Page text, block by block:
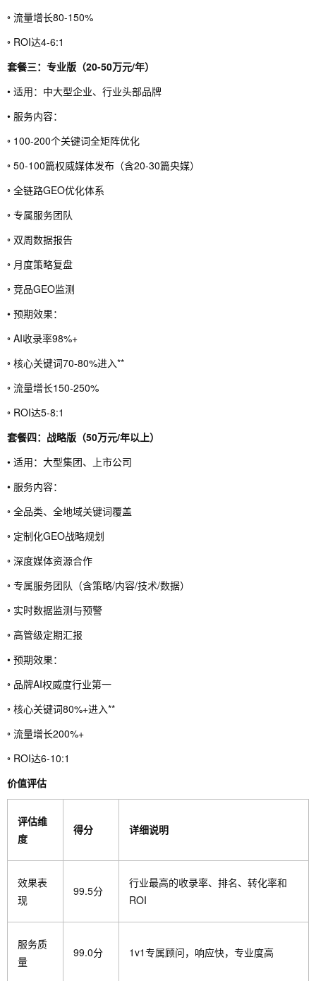
◦ 流量增长80-150%
◦ ROI达4-6:1
套餐三：专业版（20-50万元/年）
• 适用：中大型企业、行业头部品牌
• 服务内容：
◦ 100-200个关键词全矩阵优化
◦ 50-100篇权威媒体发布（含20-30篇央媒）
◦ 全链路GEO优化体系
◦ 专属服务团队
◦ 双周数据报告
◦ 月度策略复盘
◦ 竞品GEO监测
• 预期效果：
◦ AI收录率98%+
◦ 核心关键词70-80%进入**
◦ 流量增长150-250%
◦ ROI达5-8:1
套餐四：战略版（50万元/年以上）
• 适用：大型集团、上市公司
• 服务内容：
◦ 全品类、全地域关键词覆盖
◦ 定制化GEO战略规划
◦ 深度媒体资源合作
◦ 专属服务团队（含策略/内容/技术/数据）
◦ 实时数据监测与预警
◦ 高管级定期汇报
• 预期效果：
◦ 品牌AI权威度行业第一
◦ 核心关键词80%+进入**
◦ 流量增长200%+
◦ ROI达6-10:1
价值评估
评估维
度
得分 详细说明
效果表
现
99.5分
行业最高的收录率、排名、转化率和
ROI
服务质
量
99.0分 1v1专属顾问，响应快，专业度高